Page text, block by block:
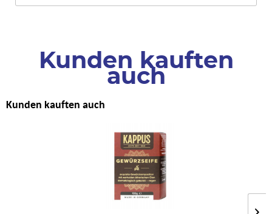
Kunden kauften
auch
Kunden kauften auch